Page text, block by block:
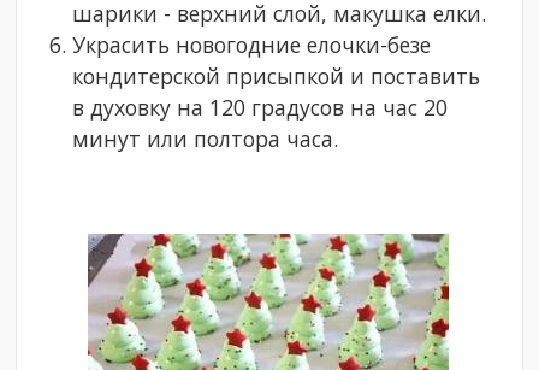
шарики - верхний слой, макушка елки.
Украсить новогодние елочки-безе
кондитерской присыпкой и поставить
в духовку на 120 градусов на час 20
минут или полтора часа.